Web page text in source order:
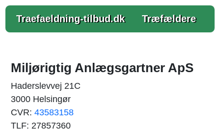
Traefaeldning-tilbud.dk Træfældere
Miljørigtig Anlægsgartner ApS
Haderslevvej 21C
3000 Helsingør
CVR: 43583158
TLF: 27857360